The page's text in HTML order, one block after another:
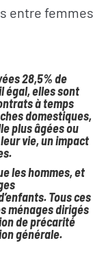
entre femmes
28,5% de
égal, elles sont
à temps
domestiques,
plus âgées ou
vie, un impact
les hommes, et
Tous ces
ménages dirigés
de précarité
générale.